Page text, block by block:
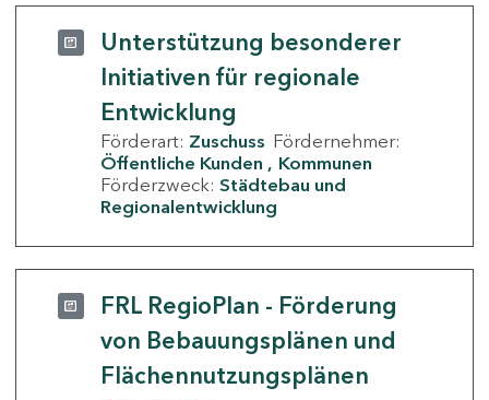
Unterstützung besonderer
Initiativen für regionale
Entwicklung
Förderart: Zuschuss Fördernehmer:
Öffentliche Kunden
Kommunen
Förderzweck: Städtebau und
Regionalentwicklung
FRL RegioPlan - Förderung
von Bebauungsplänen und
Flächennutzungsplänen